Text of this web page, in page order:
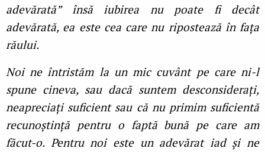
adevărată” însă iubirea nu poate fi decât
adevărată, ea este cea care nu ripostează în fața
răului.
Noi ne întristăm la un mic cuvânt pe care ni-l
spune cineva, sau dacă suntem desconsiderați,
neapreciați suficient sau că nu primim suficientă
recunoștință pentru o faptă bună pe care am
făcut-o. Pentru noi este un adevărat iad și ne